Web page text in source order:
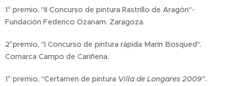
1° premio, "II Concurso de pintura Rastrillo de Aragón"-
Fundación Federico Ozanam. Zaragoza.
2°premio, "I Concurso de pintura rápida Marín Bosqued".
Comarca Campo de Cariñena.
1° premio, "Certamen de pintura Villa de Longares 2009".